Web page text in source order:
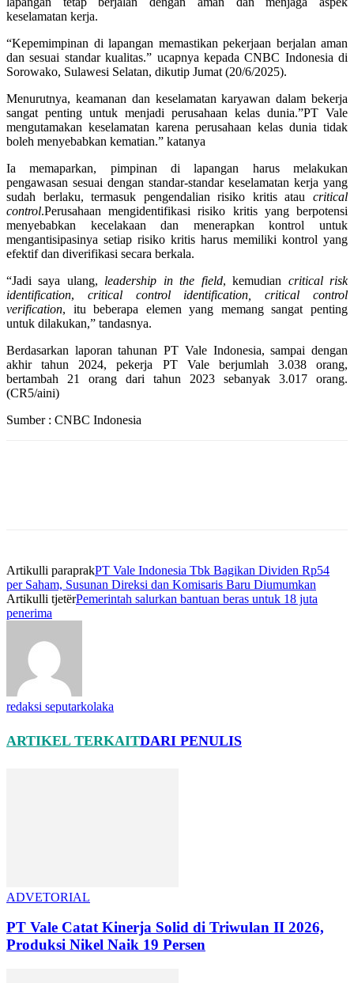
keselamatan kerja.
“Kepemimpinan di lapangan memastikan pekerjaan berjalan aman
dan sesuai standar kualitas.” ucapnya kepada CNBC Indonesia di
Sorowako, Sulawesi Selatan, dikutip Jumat (20/6/2025).
Menurutnya, keamanan dan keselamatan karyawan dalam bekerja
sangat penting untuk menjadi perusahaan kelas dunia.”PT Vale
mengutamakan keselamatan karena perusahaan kelas dunia tidak
boleh menyebabkan kematian.” katanya
Ia memaparkan, pimpinan di lapangan harus melakukan
pengawasan sesuai dengan standar-standar keselamatan kerja yang
sudah berlaku, termasuk pengendalian risiko kritis atau critical
control.Perusahaan mengidentifikasi risiko kritis yang berpotensi
menyebabkan kecelakaan dan menerapkan kontrol untuk
mengantisipasinya setiap risiko kritis harus memiliki kontrol yang
efektif dan diverifikasi secara berkala.
“Jadi saya ulang, leadership in the field, kemudian critical risk
identification, critical control identification, critical control
verification, itu beberapa elemen yang memang sangat penting
untuk dilakukan,” tandasnya.
Berdasarkan laporan tahunan PT Vale Indonesia, sampai dengan
akhir tahun 2024, pekerja PT Vale berjumlah 3.038 orang,
bertambah 21 orang dari tahun 2023 sebanyak 3.017 orang.
(CR5/aini)
Sumber : CNBC Indonesia
Artikulli paraprakPT Vale Indonesia Tbk Bagikan Dividen Rp54
per Saham, Susunan Direksi dan Komisaris Baru Diumumkan
Artikulli tjetërPemerintah salurkan bantuan beras untuk 18 juta
penerima
redaksi seputarkolaka
ARTIKEL TERKAITDARI PENULIS
ADVETORIAL
PT Vale Catat Kinerja Solid di Triwulan II 2026,
Produksi Nikel Naik 19 Persen